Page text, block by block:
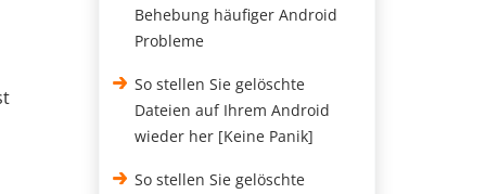
Behebung häufiger Android
Probleme
So stellen Sie gelöschte
Dateien auf Ihrem Android
wieder her [Keine Panik]
So stellen Sie gelöschte